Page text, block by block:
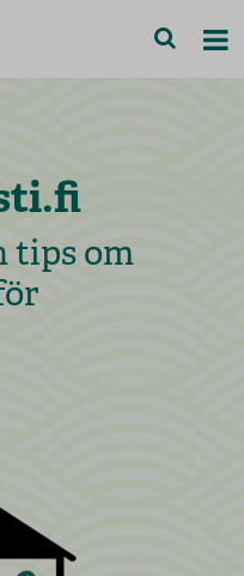
tips om